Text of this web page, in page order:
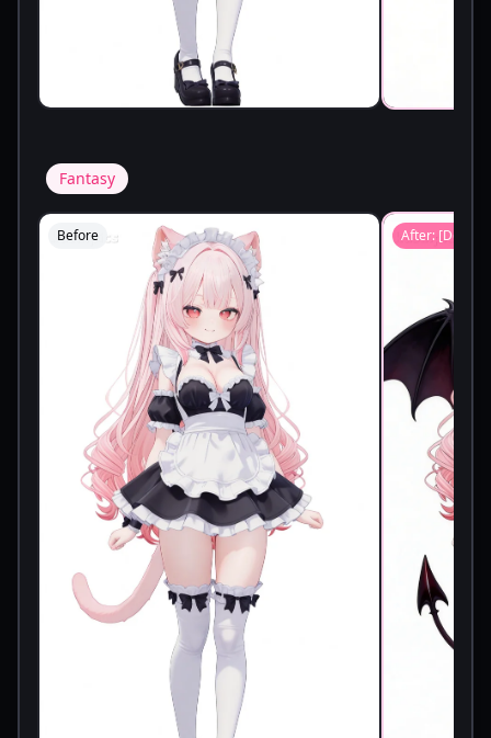
Fantasy
Before After: [Demon